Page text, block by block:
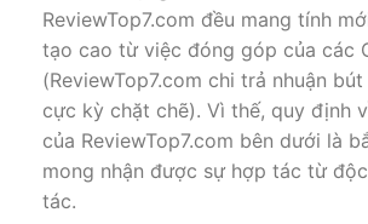
ReviewTop7.com đều mang tính
tạo cao từ việc đóng góp của các
(ReviewTop7.com chi trả nhuận
cực kỳ chặt chẽ). Vì thế, quy định
của ReviewTop7.com bên dưới là
mong nhận được sự hợp tác từ
tác.